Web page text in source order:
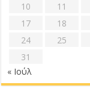
10
11
17
18
24
25
31
« Ιούλ